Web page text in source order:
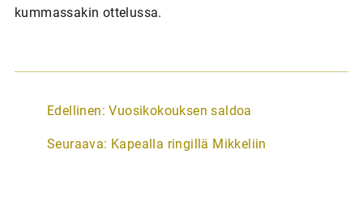
kummassakin ottelussa.
A
t
Edellinen: Vuosikokouksen saldoa
Seuraava: Kapealla ringillä Mikkeliin